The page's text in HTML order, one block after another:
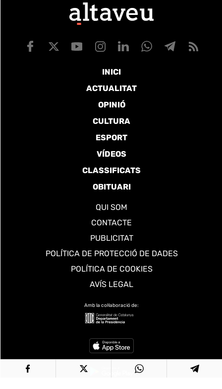
INICI
ACTUALITAT
OPINIÓ
CULTURA
ESPORT
VÍDEOS
CLASSIFICATS
OBITUARI
QUI SOM
CONTACTE
PUBLICITAT
POLÍTICA DE PROTECCIÓ DE DADES
POLÍTICA DE COOKIES
AVÍS LEGAL
Amb la col·laboració de: